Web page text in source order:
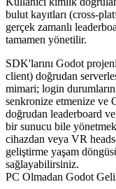
bulut kayıtları (cross-
gerçek zamanlı
tamamen yönetilir.
SDK'larını Godot
client) doğrudan
mimari; login
senkronize etmenize
doğrudan leaderboard
bir sunucu bile
cihazdan veya VR
geliştirme yaşam
sağlayabilirsiniz.
PC Olmadan Godot